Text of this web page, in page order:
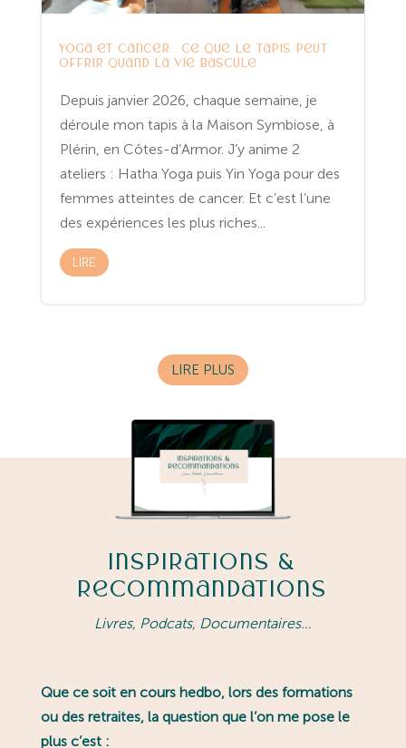
Yoga et cancer : ce que le tapis peut
offrir quand la vie bascule
Depuis janvier 2026, chaque semaine, je
déroule mon tapis à la Maison Symbiose, à
Plérin, en Côtes-d’Armor. J’y anime 2
ateliers : Hatha Yoga puis Yin Yoga pour des
femmes atteintes de cancer. Et c’est l’une
des expériences les plus riches...
LIRE
LIRE PLUS
Inspirations &
Recommandations
Livres, Podcats, Documentaires…
Que ce soit en cours hedbo, lors des formations
ou des retraites, la question que l’on me pose le
plus c’est :